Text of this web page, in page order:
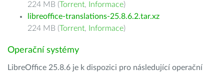
224 MB (Torrent, Informace)
libreoffice-translations-25.8.6.2.tar.xz
224 MB (Torrent, Informace)
Operační systémy
LibreOffice 25.8.6 je k dispozici pro následující operační